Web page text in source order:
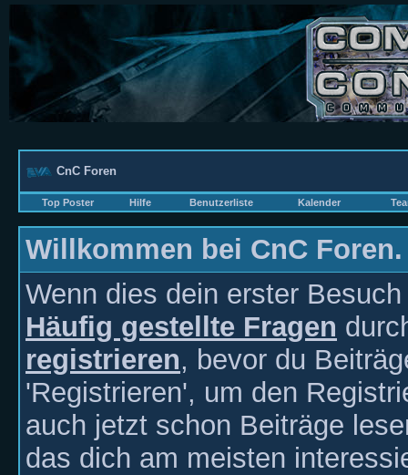
CnC Foren
Top Poster Hilfe Benutzerliste Kalender
Willkommen bei CnC Foren.
Wenn dies dein erster
Häufig gestellte Fragen
registrieren, bevor du
'Registrieren', um den
auch jetzt schon Beiträge
das dich am meisten